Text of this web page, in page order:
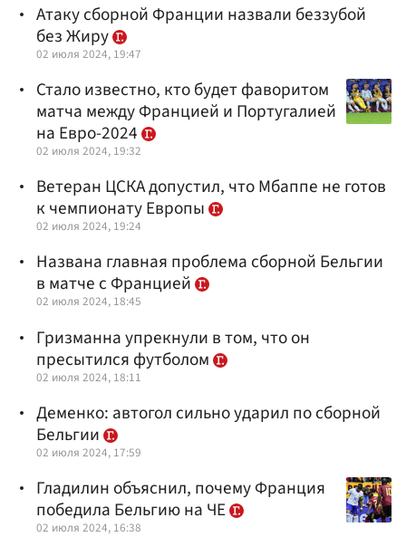
Атаку сборной Франции назвали беззубой
без Жиру
02 июля 2024, 19:47
Стало известно, кто будет фаворитом
матча между Францией и Португалией
на Евро-2024
02 июля 2024, 19:32
Ветеран ЦСКА допустил, что Мбаппе не готов
к чемпионату Европы
02 июля 2024, 19:24
Названа главная проблема сборной Бельгии
в матче с Францией
02 июля 2024, 18:45
Гризманна упрекнули в том, что он
пресытился футболом
02 июля 2024, 18:11
Деменко: автогол сильно ударил по сборной
Бельгии
02 июля 2024, 17:59
Гладилин объяснил, почему Франция
победила Бельгию на ЧЕ
02 июля 2024, 16:38